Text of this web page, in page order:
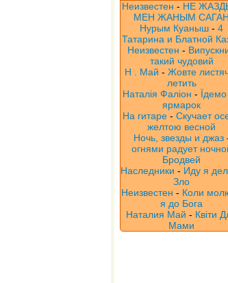
Неизвестен - НЕ
МЕН ЖАНЫМ САГАН
Нурым Куаныш - 4
Татарина и Блатной
Неизвестен -
такий чудовий
Н . Май - Жовте
летить
Наталія Фаліон -
ярмарок
На гитаре - Скучает
желтою весной
Ночь, звезды и джаз
огнями радует
Бродвей
Наследники - Иду я
Зло
Неизвестен - Коли
я до Бога
Наталия Май - Квіти
Мами